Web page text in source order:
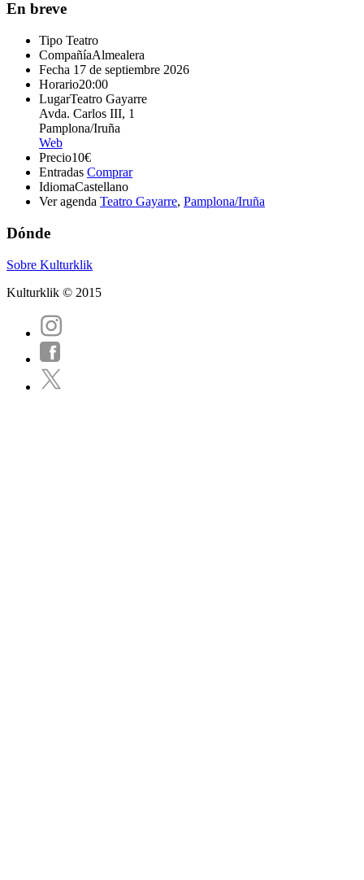
En breve
Tipo Teatro
CompañíaAlmealera
Fecha 17 de septiembre 2026
Horario20:00
LugarTeatro Gayarre
Avda. Carlos III, 1
Pamplona/Iruña
Web
Precio10€
Entradas Comprar
IdiomaCastellano
Ver agenda Teatro Gayarre, Pamplona/Iruña
Dónde
Sobre Kulturklik
Kulturklik © 2015